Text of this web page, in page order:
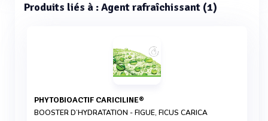
Produits liés à : Agent rafraîchissant (1)
PHYTOBIOACTIF CARICILINE®
BOOSTER D’HYDRATATION - FIGUE, FICUS CARICA